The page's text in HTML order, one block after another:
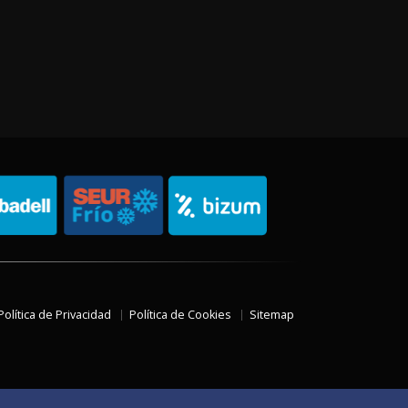
de Privacidad Política de Cookies Sitemap